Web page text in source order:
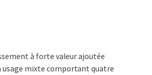
à forte valeur ajoutée
usage mixte comportant quatre